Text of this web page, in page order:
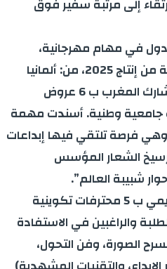
إلى مرتبة سفير فوق
في مهام مهرجانية،
ممثلة بعروض مسرحية حديثة من إنتاج 2025، من: ألمانيا
وإيطاليا، وأرمينيا وتونس ويشارك المغرب ب 6 عروض
وطنية. أسندت مهمة
وهي فرصة تلتقي فيها إبداعات
الشعار المؤسس
شبيبة العالم”.
يحضر الجانب التكويني الأكاديمي ب 5 محترفات تكوينية
والراغبين في الاستفادة
الصورة، وفن التحول،